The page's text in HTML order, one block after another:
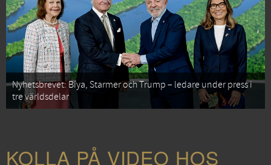
Nyhetsbrevet: Biya, Starmer och Trump – ledare under press i
tre världsdelar
KOLLA PÅ VIDEO HOS